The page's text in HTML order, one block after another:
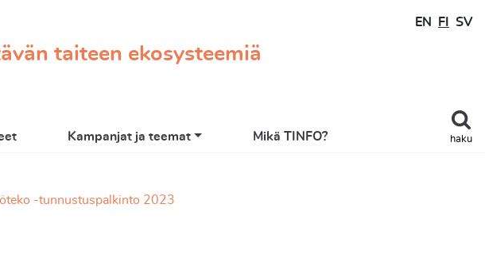
taiteen ekosysteemiä
EN FI SV
haku
Kampanjat ja teemat Mikä TINFO?
-tunnustuspalkinto 2023